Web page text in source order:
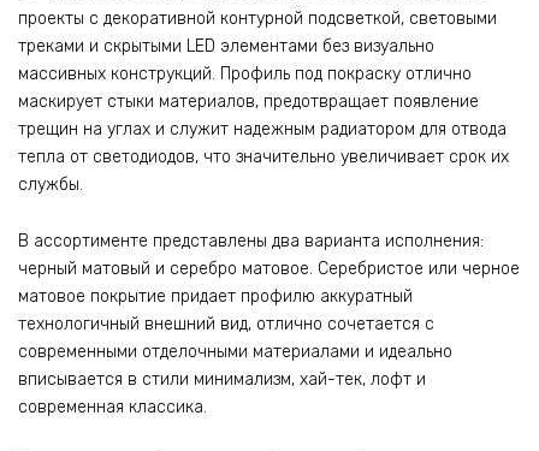
проекты с декоративной контурной подсветкой, световыми
треками и скрытыми LED элементами без визуально
массивных конструкций. Профиль под покраску отлично
маскирует стыки материалов, предотвращает появление
трещин на углах и служит надежным радиатором для отвода
тепла от светодиодов, что значительно увеличивает срок их
службы.
В ассортименте представлены два варианта исполнения:
черный матовый и серебро матовое. Серебристое или черное
матовое покрытие придает профилю аккуратный
технологичный внешний вид, отлично сочетается с
современными отделочными материалами и идеально
вписывается в стили минимализм, хай-тек, лофт и
современная классика.